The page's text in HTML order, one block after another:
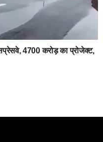
4700 करोड़ का प्रोजेक्ट,